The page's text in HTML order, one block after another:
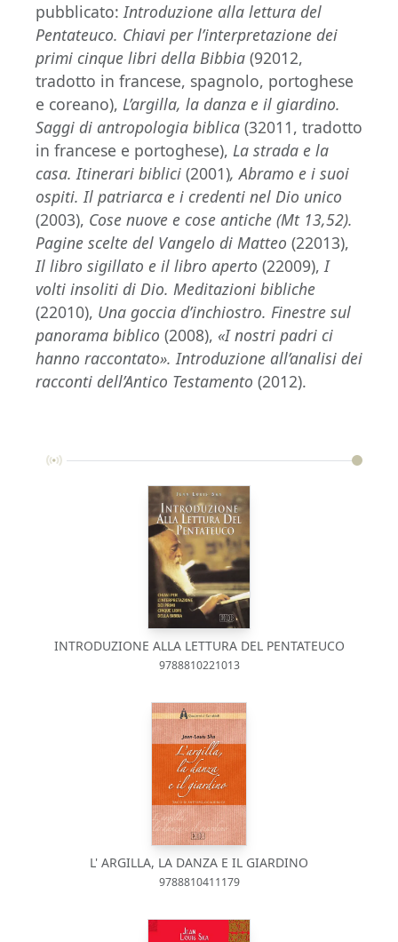
pubblicato:Introduzione alla lettura del
Pentateuco. Chiavi per l’interpretazione dei
primi cinque libri della Bibbia (92012,
tradotto in francese, spagnolo, portoghese
e coreano), L’argilla, la danza e il giardino.
Saggi di antropologia biblica (32011, tradotto
in francese e portoghese), La strada e la
casa. Itinerari biblici (2001), Abramo e i suoi
ospiti. Il patriarca e i credenti nel Dio unico
(2003), Cose nuove e cose antiche (Mt 13,52).
Pagine scelte del Vangelo di Matteo (22013),
Il libro sigillato e il libro aperto (22009),I
volti insoliti di Dio. Meditazioni bibliche
(22010), Una goccia d’inchiostro. Finestre sul
panorama biblico (2008), «I nostri padri ci
hanno raccontato». Introduzione all’analisi dei
racconti dell’Antico Testamento (2012).
INTRODUZIONE ALLA LETTURA DEL PENTATEUCO
9788810221013
L' ARGILLA, LA DANZA E IL GIARDINO
9788810411179